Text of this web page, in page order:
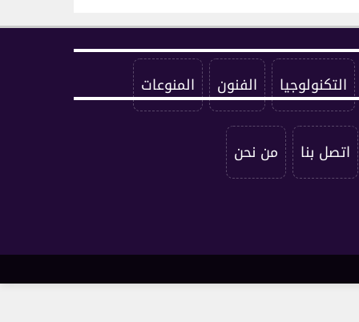
التكنولوجيا الفنون المنوعات
اتصل بنا من نحن